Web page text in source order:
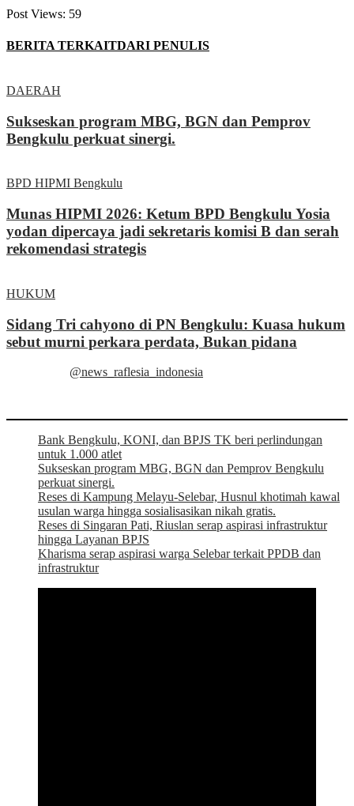
Post Views: 59
BERITA TERKAITDARI PENULIS
DAERAH
Sukseskan program MBG, BGN dan Pemprov
Bengkulu perkuat sinergi.
BPD HIPMI Bengkulu
Munas HIPMI 2026: Ketum BPD Bengkulu Yosia
yodan dipercaya jadi sekretaris komisi B dan serah
rekomendasi strategis
HUKUM
Sidang Tri cahyono di PN Bengkulu: Kuasa hukum
sebut murni perkara perdata, Bukan pidana
@news_raflesia_indonesia
Bank Bengkulu, KONI, dan BPJS TK beri perlindungan
untuk 1.000 atlet
Sukseskan program MBG, BGN dan Pemprov Bengkulu
perkuat sinergi.
Reses di Kampung Melayu-Selebar, Husnul khotimah kawal
usulan warga hingga sosialisasikan nikah gratis.
Reses di Singaran Pati, Riuslan serap aspirasi infrastruktur
hingga Layanan BPJS
Kharisma serap aspirasi warga Selebar terkait PPDB dan
infrastruktur